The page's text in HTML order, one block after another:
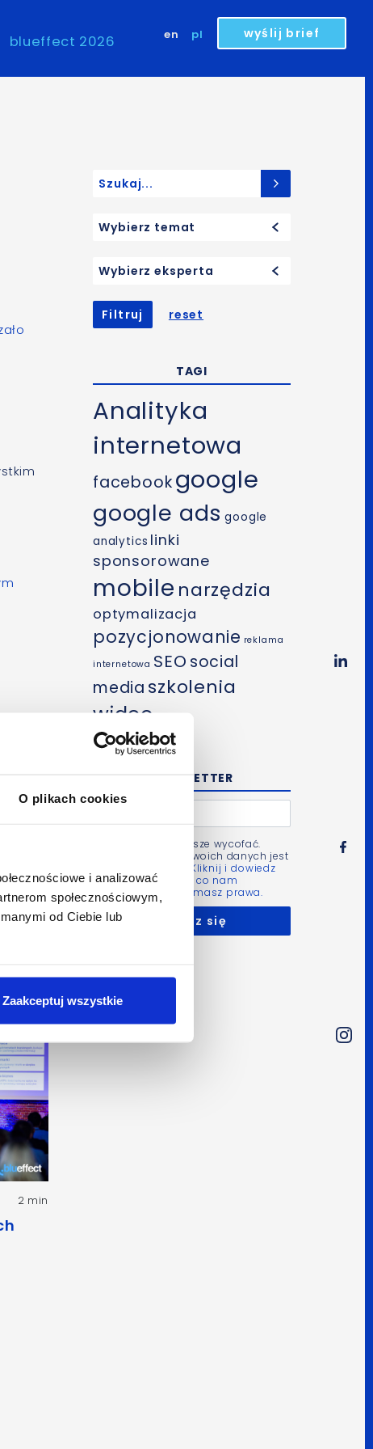
O plikach cookies
i analizować
społecznościowym,
od Ciebie lub
Zaakceptuj wszystkie
en pl wyślij brief
blueffect 2026
2 min
Wybierz temat
Wybierz eksperta
Filtruj reset
TAGI
Analityka
internetowa
facebookgoogle
google ads google
analytics linki
sponsorowane
mobile narzędzia
optymalizacja
pozycjonowanie reklama
internetowa SEO social
media szkolenia
wideo
NEWSLETTER
Zgodę możesz zawsze wycofać.
Administratorem Twoich danych jest
Kliknij i dowiedz
się więcej m.in. po co nam
Twoje dane i jakie masz prawa.